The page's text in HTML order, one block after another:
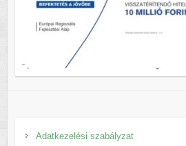
Adatkezelési szabályzat